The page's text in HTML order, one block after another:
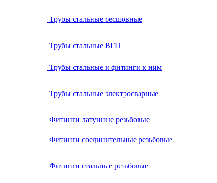
Трубы стальные бесшовные
Трубы стальные ВГП
Трубы стальные и фитинги к ним
Трубы стальные электросварные
Фитинги латунные резьбовые
Фитинги соединительные резьбовые
Фитинги стальные резьбовые